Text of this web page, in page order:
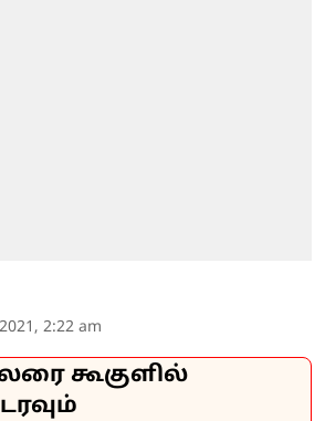
2:22 am
கூகுளில்